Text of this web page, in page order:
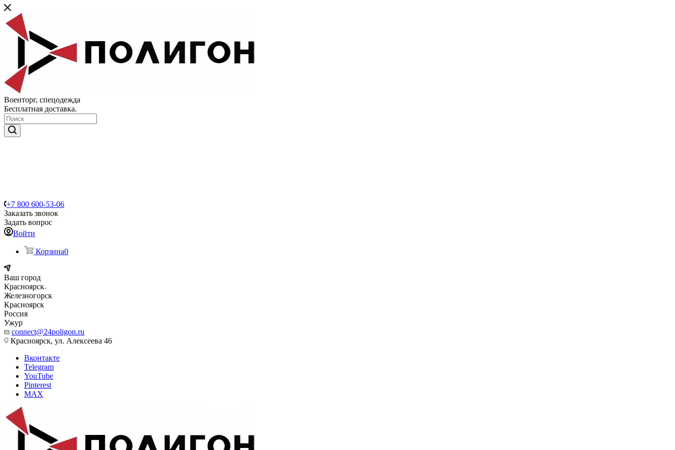
Военторг, спецодежда
Бесплатная доставка.
+7 800 600-53-06
Заказать звонок
Задать вопрос
Войти
Корзина0
Ваш город
Красноярск
Железногорск
Красноярск
Россия
Ужур
connect@24poligon.ru
Красноярск, ул. Алексеева 46
Вконтакте
Telegram
YouTube
Pinterest
MAX